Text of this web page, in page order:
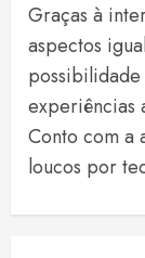
Graças à
aspectos
experiências
Conto com a
loucos por